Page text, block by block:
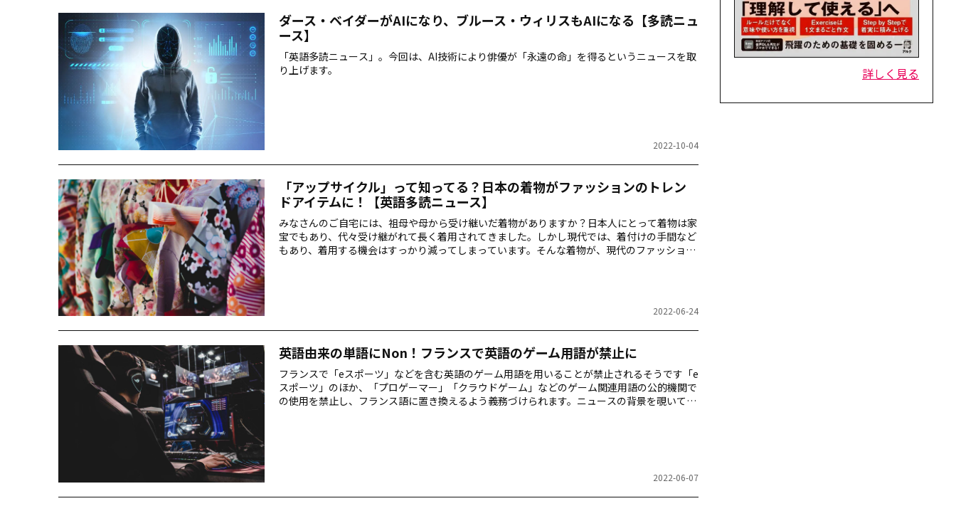
ダース・ベイダーがAIになり、ブルース・ウィリスもAIになる【多読ニュ
ース】
「英語多読ニュース」。今回は、AI技術により俳優が「永遠の命」を得るというニュースを取
り上げます。
2022-10-04
「アップサイクル」って知ってる？日本の着物がファッションのトレン
ドアイテムに！【英語多読ニュース】
みなさんのご自宅には、祖母や母から受け継いだ着物がありますか？日本人にとって着物は家
宝でもあり、代々受け継がれて長く着用されてきました。しかし現代では、着付けの手間など
もあり、着用する機会はすっかり減ってしまっています。そんな着物が、現代のファッション
2022-06-24
英語由来の単語にNon！フランスで英語のゲーム用語が禁止に
フランスで「eスポーツ」などを含む英語のゲーム用語を用いることが禁止されるそうです「e
スポーツ」のほか、「プロゲーマー」「クラウドゲーム」などのゲーム関連用語の公的機関で
の使用を禁止し、フランス語に置き換えるよう義務づけられます。ニュースの背景を覗いてみ
2022-06-07
詳しく見る